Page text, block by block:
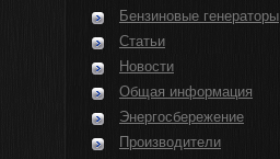
Бензиновые генераторы
Статьи
Новости
Общая информация
Энергосбережение
Производители